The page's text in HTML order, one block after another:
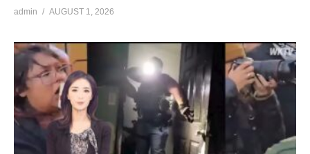
admin AUGUST 1, 2026